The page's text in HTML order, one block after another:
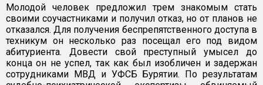
Молодой человек предложил трем знакомым стать
своими соучастниками и получил отказ, но от планов не
отказался. Для получения беспрепятственного доступа в
техникум он несколько раз посещал его под видом
абитуриента. Довести свой преступный умысел до
конца он не успел, так как был изобличен и задержан
сотрудниками МВД и УФСБ Бурятии. По результатам